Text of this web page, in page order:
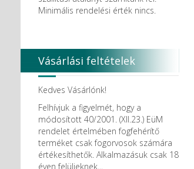
Minimális rendelési érték nincs.
Vásárlási feltételek
Kedves Vásárlónk!
Felhívjuk a figyelmét, hogy a
módosított 40/2001. (XII.23.) EüM
rendelet értelmében fogfehérítő
terméket csak fogorvosok számára
értékesíthetők. Alkalmazásuk csak 18
éven felülieknek...